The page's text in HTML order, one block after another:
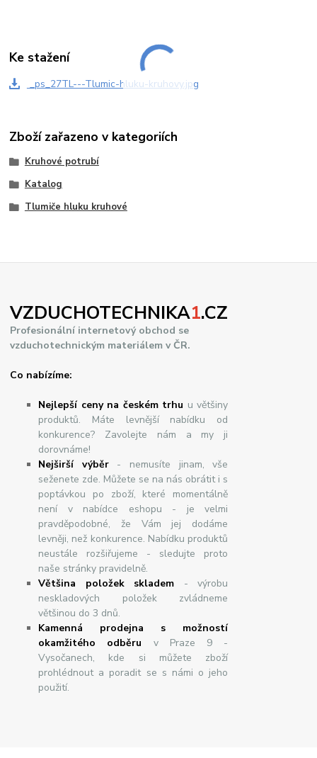
Ke stažení
_ps_27TL---Tlumic-hluku-kruhovy.jpg
Zboží zařazeno v kategoriích
Kruhové potrubí
Katalog
Tlumiče hluku kruhové
VZDUCHOTECHNIKA1.CZ
Profesionální internetový obchod se
vzduchotechnickým materiálem v ČR.
Co nabízíme:
Nejlepší ceny na českém trhu u většiny
produktů. Máte levnější nabídku od
konkurence? Zavolejte nám a my ji
dorovnáme!
Nejširšívýběr- nemusíte jinam, vše
seženete zde. Můžete se na nás obrátit i s
poptávkou po zboží, které momentálně
není v nabídce eshopu - je velmi
pravděpodobné, že Vám jej dodáme
levněji, než konkurence. Nabídku produktů
neustále rozšiřujeme - sledujte proto
naše stránky pravidelně.
Většina položek skladem - výrobu
neskladových položek zvládneme
většinou do 3 dnů.
Kamenná prodejna s možností
okamžitého odběru v Praze 9 -
Vysočanech, kde si můžete zboží
prohlédnout a poradit se s námi o jeho
použití.